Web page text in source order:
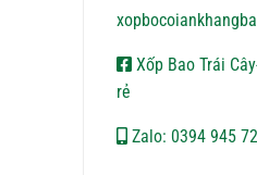
Xốp Bao Trái
rẻ
Zalo: 0394 945